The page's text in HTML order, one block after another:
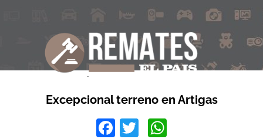
Excepcional terreno en Artigas
Facebook
Twitter